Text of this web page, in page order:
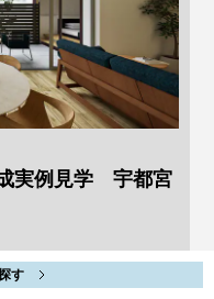
実例見学 宇都宮
来場予約